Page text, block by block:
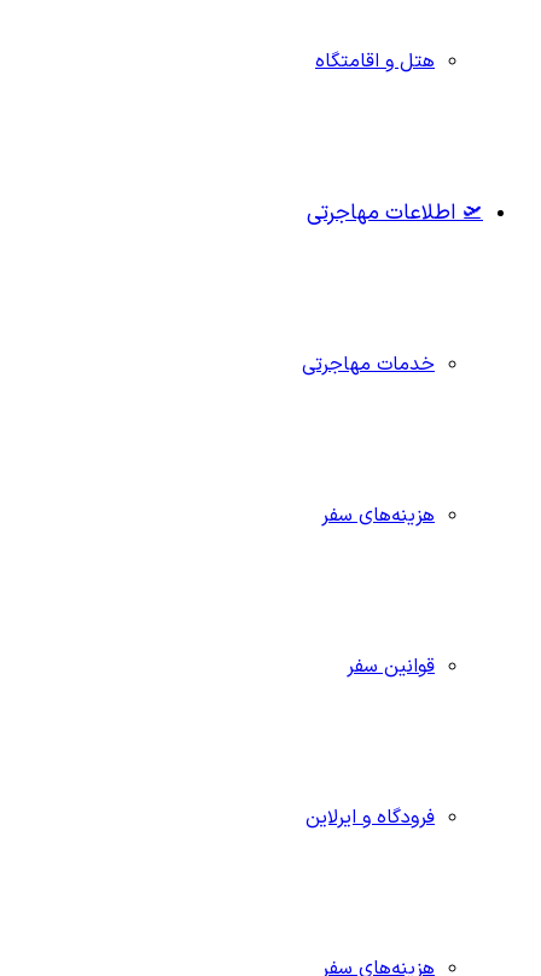
هتل و اقامتگاه
🛫 اطلاعات مهاجرتی
خدمات مهاجرتی
هزینه‌های سفر
قوانین سفر
فرودگاه و ایرلاین
هزینه‌های سفر